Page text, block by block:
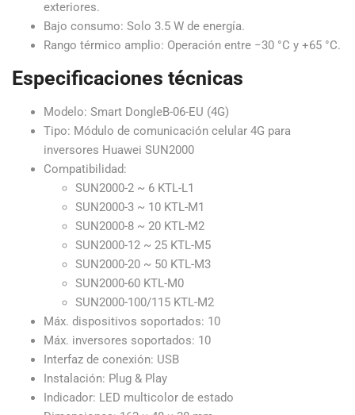
exteriores.
Bajo consumo: Solo 3.5 W de energía.
Rango térmico amplio: Operación entre −30 °C y +65 °C.
Especificaciones técnicas
Modelo: Smart DongleB-06-EU (4G)
Tipo: Módulo de comunicación celular 4G para
inversores Huawei SUN2000
Compatibilidad:
SUN2000-2 ~ 6 KTL-L1
SUN2000-3 ~ 10 KTL-M1
SUN2000-8 ~ 20 KTL-M2
SUN2000-12 ~ 25 KTL-M5
SUN2000-20 ~ 50 KTL-M3
SUN2000-60 KTL-M0
SUN2000-100/115 KTL-M2
Máx. dispositivos soportados: 10
Máx. inversores soportados: 10
Interfaz de conexión: USB
Instalación: Plug & Play
Indicador: LED multicolor de estado